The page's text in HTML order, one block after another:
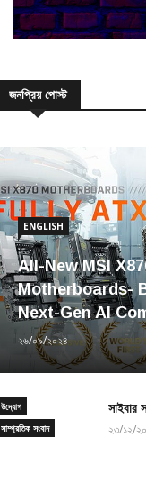
জনপ্রিয় পোস্ট
ENGLISH
All-New MSI
Motherboards-
Next-Gen AI
২৬/০৯/২০২৪
উদ্যোগ
সাম্প্রতিক সংবাদ
সাইবার
২৩/১২/